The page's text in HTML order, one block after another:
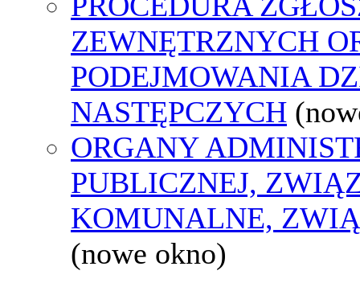
ZEWNĘTRZNYCH
PODEJMOWANIA
NASTĘPCZYCH
ORGANY
PUBLICZNEJ,
KOMUNALNE,
(nowe okno)